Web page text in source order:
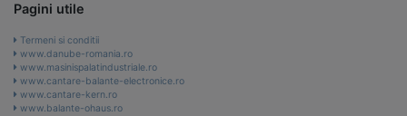
Pagini utile
Termeni si conditii
www.danube-romania.ro
www.masinispalatindustriale.ro
www.cantare-balante-electronice.ro
www.cantare-kern.ro
www.balante-ohaus.ro